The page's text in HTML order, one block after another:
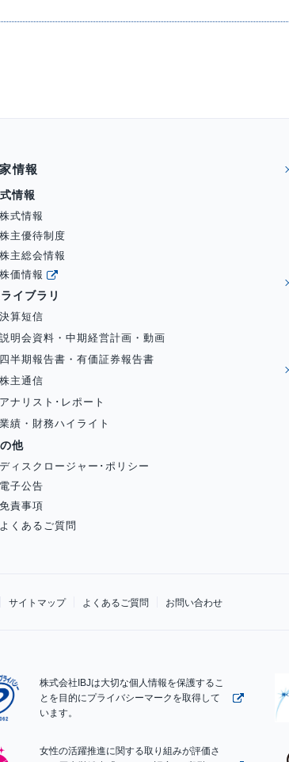
情報
情報
株式情報
株主優待制度
株主総会情報
株価情報
イブラリ
決算短信
説明会資料・中期経営計画・動画
四半期報告書・有価証券報告書
株主通信
アナリスト･レポート
業績・財務ハイライト
他
ディスクロージャー･ポリシー
電子公告
免責事項
よくあるご質問
サイトマップ よくあるご質問 お問い合わせ
株式会社IBJは大切な個人情報を保護するこ
とを目的にプライバシーマークを取得して
います。
女性の活躍推進に関する取り組みが評価さ